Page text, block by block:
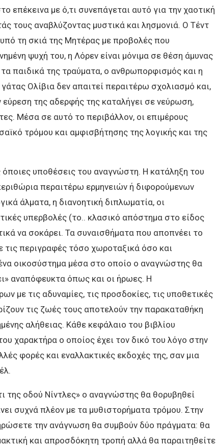
επέκεινα με ό,τι συνεπάγεται αυτό για την χαοτική
τους αναβλύζοντας μυστικά και λησμονιά. Ο Τέντ
υπό τη σκιά της Μητέρας με προβολές που
ψυχή του, η Λόρεν είναι μόνιμα σε θέση άμυνας
παιδικά της τραύματα, ο ανθρωπορφισμός και η
Ολίβια δεν απαιτεί περαιτέρω σχολιασμό και,
εύρεση της αδερφής της καταλήγει σε νεύρωση,
Μέσα σε αυτό το περιβάλλον, οι επιμέρους
τρόμου και αμφισβήτησης της λογικής και της
όποιες υποθέσεις του αναγνώστη. Η κατάληξη του
περαιτέρω ερμηνειών ή διφορούμενων
άλματα, η διανοητική διπλωματία, οι
υπερβολές (το.. κλασικό απόστημα στο είδος
να σοκάρει. Τα συναισθήματα που αποπνέει το
τις περιγραφές τόσο χωροταξικά όσο και
οικοσύστημα μέσα στο οποίο ο αναγνώστης θα
αναπόφευκτα όπως και οι ήρωες. Η
με τις αδυναμίες, τις προσδοκίες, τις υποθετικές
τις ζωές τους αποτελούν την παρακαταθήκη
αλήθειας. Κάθε κεφάλαιο του βιβλίου
χαρακτήρα ο οποίος έχει τον δικό του λόγο στην
φορές και εναλλακτικές εκδοχές της, σαν μια
της οδού Νίντλες» ο αναγνώστης θα θορυβηθεί
συχνά πλέον με τα μυθιστορήματα τρόμου. Στην
την ανάγνωση θα συμβούν δύο πράγματα: θα
και απροσδόκητη τροπή αλλά θα παραιτηθείτε